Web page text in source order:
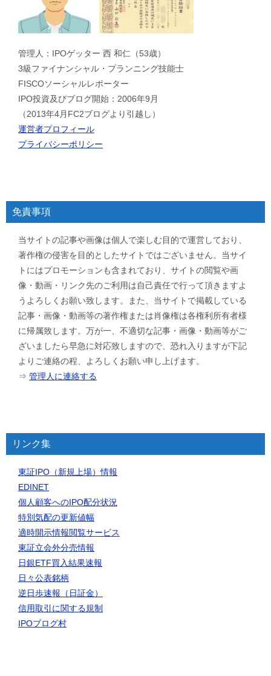
管理人：IPOゲッター 西 和仁（53歳）
3級ファイナンシャル・プランニング技能士
FISCOソーシャルレポーター
IPO投資及びブログ開始：2006年9月
（2013年4月FC2ブログより引越し）
運営者プロフィール
プライバシーポリシー
免責事項
当サイトの記事や画像は個人で楽しむ目的で運営しており、
著作権の侵害を目的としたサイトではございません。当サイ
トにはプロモーションも含まれており、サイトの閲覧や画
像・動画・リンク先のご利用は自己責任で行って頂きますよ
うよろしくお願い致します。また、当サイトで掲載している
記事・画像・動画等の著作権または肖像権は各権利所有者様
に帰属致します。万が一、不適切な記事・画像・動画等がご
ざいましたら早急に対応致しますので、恐れ入りますが下記
よりご連絡の程、よろしくお願い申し上げます。
⇒ 管理人に連絡する
リンク集
東証IPO（新規上場）情報
EDINET
個人顧客へのIPO配分状況
特別気配の更新値幅
適時開示情報閲覧サービス
東証立会外分売情報
日銀ETF買入結果速報
日々公表銘柄
逆日歩速報（日証金）
信用取引に関する規制
IPOブログ村